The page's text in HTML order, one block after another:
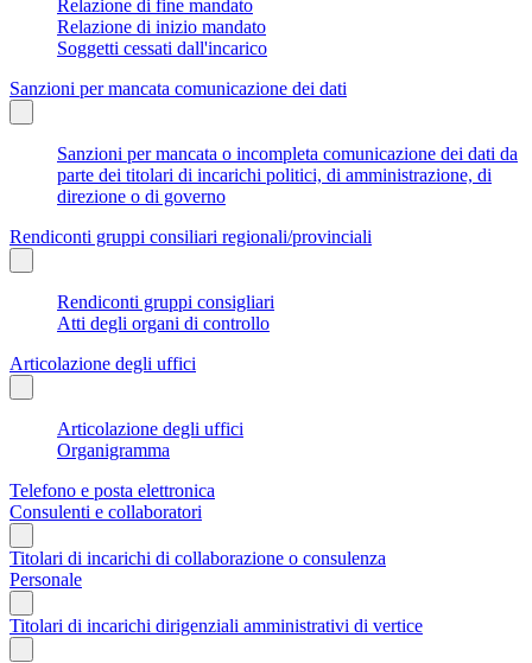
Relazione di fine mandato
Relazione di inizio mandato
Soggetti cessati dall'incarico
Sanzioni per mancata comunicazione dei dati
Sanzioni per mancata o incompleta comunicazione dei dati da
parte dei titolari di incarichi politici, di amministrazione, di
direzione o di governo
Rendiconti gruppi consiliari regionali/provinciali
Rendiconti gruppi consigliari
Atti degli organi di controllo
Articolazione degli uffici
Articolazione degli uffici
Organigramma
Telefono e posta elettronica
Consulenti e collaboratori
Titolari di incarichi di collaborazione o consulenza
Personale
Titolari di incarichi dirigenziali amministrativi di vertice